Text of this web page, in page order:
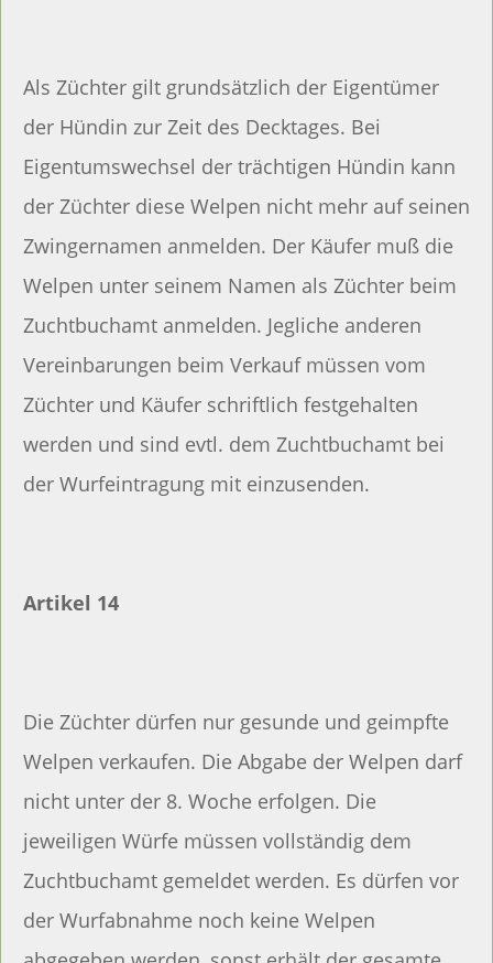
Als Züchter gilt grundsätzlich der Eigentümer
der Hündin zur Zeit des Decktages. Bei
Eigentumswechsel der trächtigen Hündin kann
der Züchter diese Welpen nicht mehr auf seinen
Zwingernamen anmelden. Der Käufer muß die
Welpen unter seinem Namen als Züchter beim
Zuchtbuchamt anmelden. Jegliche anderen
Vereinbarungen beim Verkauf müssen vom
Züchter und Käufer schriftlich festgehalten
werden und sind evtl. dem Zuchtbuchamt bei
der Wurfeintragung mit einzusenden.
Artikel 14
Die Züchter dürfen nur gesunde und geimpfte
Welpen verkaufen. Die Abgabe der Welpen darf
nicht unter der 8. Woche erfolgen. Die
jeweiligen Würfe müssen vollständig dem
Zuchtbuchamt gemeldet werden. Es dürfen vor
der Wurfabnahme noch keine Welpen